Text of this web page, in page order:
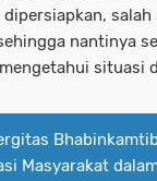
nantinya
situasi
Masyarakat